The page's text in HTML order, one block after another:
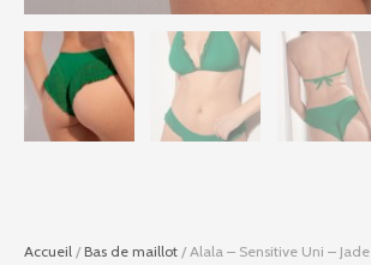
Accueil / Bas de maillot / Alala – Sensitive Uni – Jade